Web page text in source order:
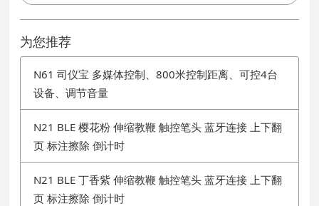
为您推荐
N61 司仪宝 多媒体控制、800米控制距离、可控4台
设备、调节音量
N21 BLE 樱花粉 伸缩教鞭 触控笔头 蓝牙连接 上下翻
页 标注擦除 倒计时
N21 BLE 丁香紫 伸缩教鞭 触控笔头 蓝牙连接 上下翻
页 标注擦除 倒计时